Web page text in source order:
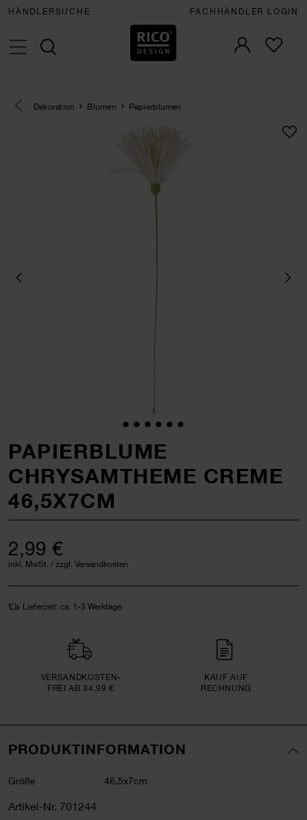
HÄNDLERSUCHE FACHHÄNDLER LOGIN
Eine Kategorie zurück navigieren
Dekoration Blumen Papierblumen
PAPIERBLUME
CHRYSAMTHEME CREME
46,5X7CM
2,99 €
inkl. MwSt. / zzgl. Versandkosten
Lieferzeit: ca. 1-3 Werktage
VERSAND­KOSTEN­
FREI AB 34,99 €
KAUF AUF
RECHNUNG
PRODUKTINFORMATION
Größe 46,5x7cm
Artikel-Nr. 701244